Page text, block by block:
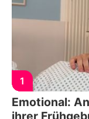
1
Emotional: